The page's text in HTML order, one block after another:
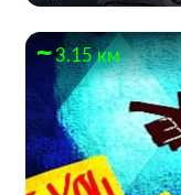
3.15 км